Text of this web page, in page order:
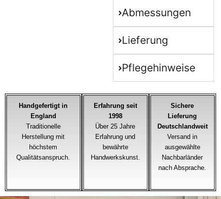
Abmessungen
Lieferung
Pflegehinweise
Handgefertigt in
England
Traditionelle
Herstellung mit
höchstem
Qualitätsanspruch.
Erfahrung seit
1998
Über 25 Jahre
Erfahrung und
bewährte
Handwerkskunst.
Sichere
Lieferung
Deutschlandweit
Versand in
ausgewählte
Nachbarländer
nach Absprache.